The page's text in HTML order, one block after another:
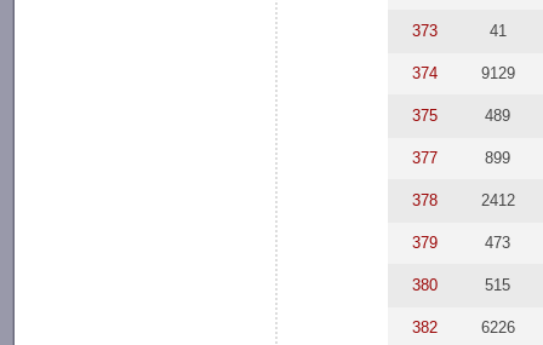
373 41
374 9129
375 489
377 899
378 2412
379 473
380 515
382 6226